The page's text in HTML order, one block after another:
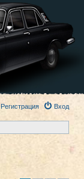
Вход
Регистрация